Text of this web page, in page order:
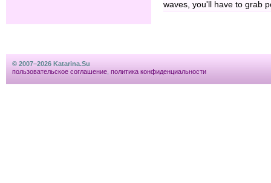
waves, you'll have to grab
© 2007–2026 Katarina.Su
пользовательское соглашение политика конфиденциальности